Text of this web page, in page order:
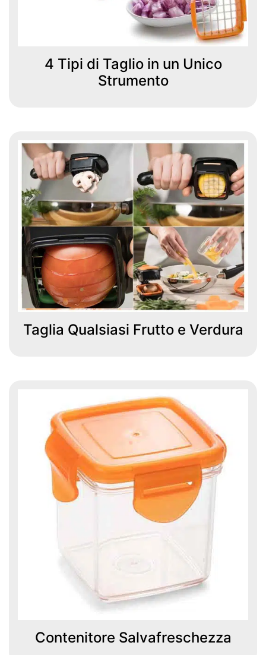
4 Tipi di Taglio in un Unico
Strumento
Taglia Qualsiasi Frutto e Verdura
Contenitore Salvafreschezza